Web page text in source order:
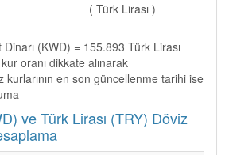
( Türk Lirası )
(KWD) = 155.893 Türk Lirası
oranı dikkate alınarak
kurlarının en son güncellenme tarihi ise
ve Türk Lirası (TRY) Döviz